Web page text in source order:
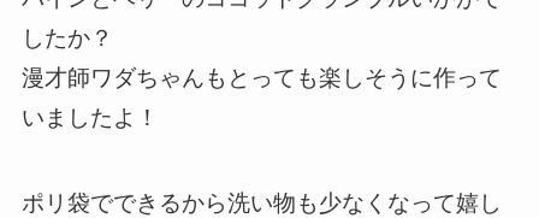
したか？
漫才師ワダちゃんもとっても楽しそうに作って
いましたよ！
ポリ袋でできるから洗い物も少なくなって嬉し